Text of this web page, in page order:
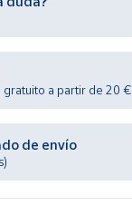
gratuito a partir de 20 €
de envío